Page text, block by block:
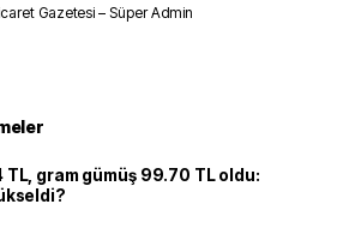
Gazetesi – Süper Admin
TL, gram gümüş 99.70 TL oldu: